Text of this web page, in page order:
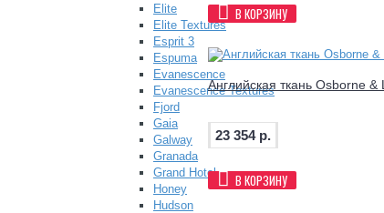
Elite
Elite Textures
Esprit 3
Espuma
Evanescence
Evanescence Textures
Fjord
Gaia
Galway
Granada
Grand Hotel
Honey
Hudson
В КОРЗИНУ
Английская ткань Osborne
23 354 р.
В КОРЗИНУ